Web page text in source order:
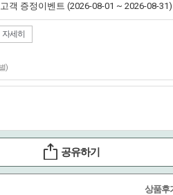
객 증정이벤트 (2026-08-01 ~ 2026-08-31)
자세히
)
공유하기
상품후